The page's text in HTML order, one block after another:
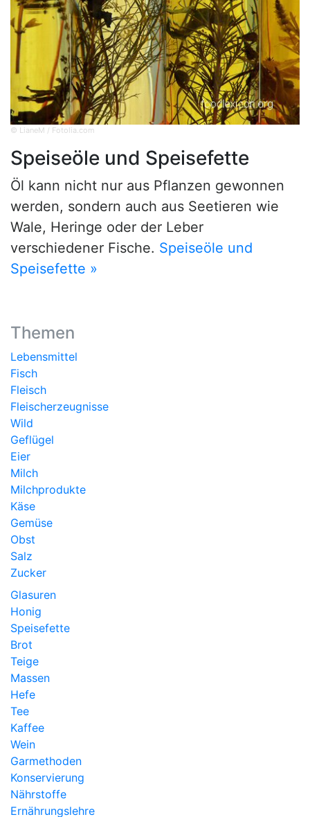
© LianeM / Fotolia.com
Speiseöle und Speisefette
Öl kann nicht nur aus Pflanzen gewonnen
werden, sondern auch aus Seetieren wie
Wale, Heringe oder der Leber
verschiedener Fische. Speiseöle und
Speisefette »
Themen
Lebensmittel
Fisch
Fleisch
Fleischerzeugnisse
Wild
Geflügel
Eier
Milch
Milchprodukte
Käse
Gemüse
Obst
Salz
Zucker
Glasuren
Honig
Speisefette
Brot
Teige
Massen
Hefe
Tee
Kaffee
Wein
Garmethoden
Konservierung
Nährstoffe
Ernährungslehre